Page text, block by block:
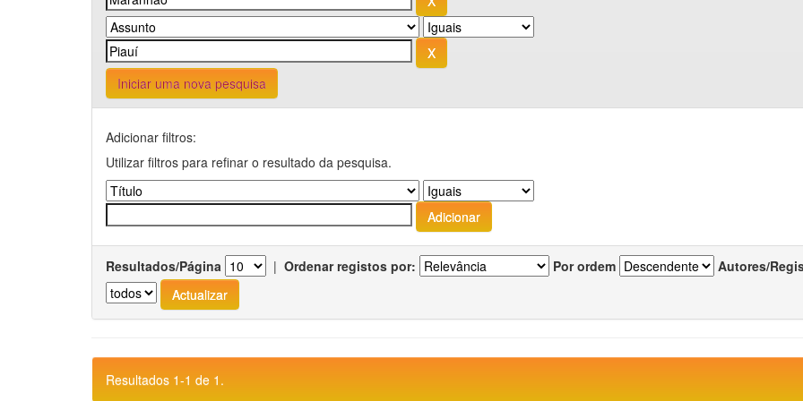
Iniciar uma nova pesquisa
Adicionar filtros:
Utilizar filtros para refinar o resultado da pesquisa.
Resultados/Página | Ordenar registos por: Por ordem Autores/
Resultados 1-1 de 1.